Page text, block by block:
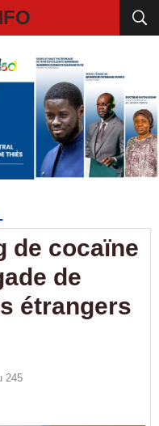
de cocaïne
de
étrangers
245